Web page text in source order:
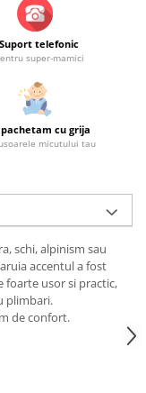
Suport telefonic
super-mamici
cu grija
micutului tau
schi, alpinism sau
accentul a fost
foarte usor si practic,
plimbari.
de confort.